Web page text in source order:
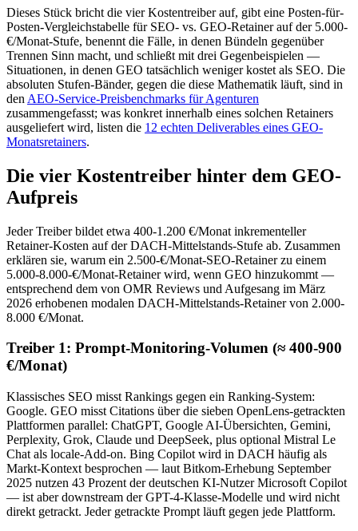
Dieses Stück bricht die vier Kostentreiber auf, gibt eine Posten-für-
Posten-Vergleichstabelle für SEO- vs. GEO-Retainer auf der 5.000-
€/Monat-Stufe, benennt die Fälle, in denen Bündeln gegenüber
Trennen Sinn macht, und schließt mit drei Gegenbeispielen —
Situationen, in denen GEO tatsächlich weniger kostet als SEO. Die
absoluten Stufen-Bänder, gegen die diese Mathematik läuft, sind in
den AEO-Service-Preisbenchmarks für Agenturen
zusammengefasst; was konkret innerhalb eines solchen Retainers
ausgeliefert wird, listen die 12 echten Deliverables eines GEO-
Monatsretainers.
Die vier Kostentreiber hinter dem GEO-
Aufpreis
Jeder Treiber bildet etwa 400-1.200 €/Monat inkrementeller
Retainer-Kosten auf der DACH-Mittelstands-Stufe ab. Zusammen
erklären sie, warum ein 2.500-€/Monat-SEO-Retainer zu einem
5.000-8.000-€/Monat-Retainer wird, wenn GEO hinzukommt —
entsprechend dem von OMR Reviews und Aufgesang im März
2026 erhobenen modalen DACH-Mittelstands-Retainer von 2.000-
8.000 €/Monat.
Treiber 1: Prompt-Monitoring-Volumen (≈ 400-900
€/Monat)
Klassisches SEO misst Rankings gegen ein Ranking-System:
Google. GEO misst Citations über die sieben OpenLens-getrackten
Plattformen parallel: ChatGPT, Google AI-Übersichten, Gemini,
Perplexity, Grok, Claude und DeepSeek, plus optional Mistral Le
Chat als locale-Add-on. Bing Copilot wird in DACH häufig als
Markt-Kontext besprochen — laut Bitkom-Erhebung September
2025 nutzen 43 Prozent der deutschen KI-Nutzer Microsoft Copilot
— ist aber downstream der GPT-4-Klasse-Modelle und wird nicht
direkt getrackt. Jeder getrackte Prompt läuft gegen jede Plattform.